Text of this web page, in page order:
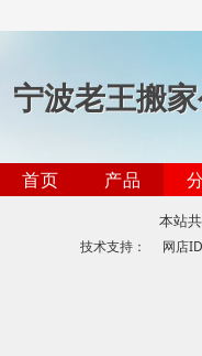
宁波老王搬
首页 产品
本站
技术支持： 网店